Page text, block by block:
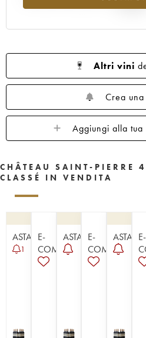
Altri vini
Crea
Aggiungi alla
CHÂTEAU SAINT-PIERRE
CLASSÉ IN VENDITA
ASTA
1
E-
COMMERCE
ASTA
E-
COMMERCE
ASTA
E-